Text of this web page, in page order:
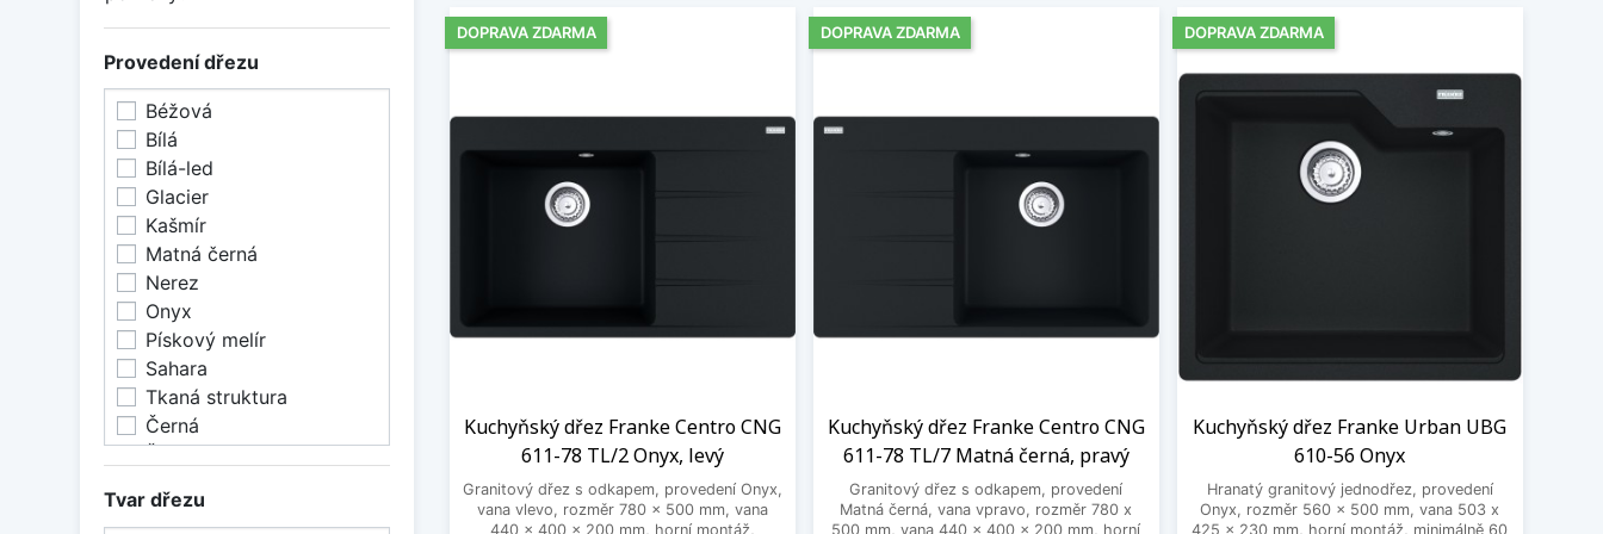
Provedení dřezu
Béžová
Bílá
Bílá-led
Glacier
Kašmír
Matná černá
Nerez
Onyx
Pískový melír
Sahara
Tkaná struktura
Černá
Šedý kámen
Tvar dřezu
Kuchyňský dřez Franke Centro CNG
611-78 TL/2 Onyx, levý
Granitový dřez s odkapem, provedení Onyx,
vana vlevo, rozměr 780 x 500 mm, vana
440 x 400 x 200 mm, horní montáž,
DOPRAVA ZDARMA
Kuchyňský dřez Franke Centro CNG
611-78 TL/7 Matná černá, pravý
Granitový dřez s odkapem, provedení
Matná černá, vana vpravo, rozměr 780 x
500 mm, vana 440 x 400 x 200 mm, horní
DOPRAVA ZDARMA
Kuchyňský dřez Franke Urban UBG
610-56 Onyx
Hranatý granitový jednodřez, provedení
Onyx, rozměr 560 x 500 mm, vana 503 x
425 x 230 mm, horní montáž, minimálně 60
DOPRAVA ZDARMA